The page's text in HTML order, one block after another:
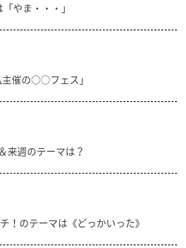
やま・・・」
催の○○フェス」
来週のテーマは？
！のテーマは《どっかいった》